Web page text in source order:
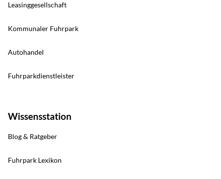
Leasinggesellschaft
Kommunaler Fuhrpark
Autohandel
Fuhrparkdienstleister
Wissensstation
Blog & Ratgeber
Fuhrpark Lexikon